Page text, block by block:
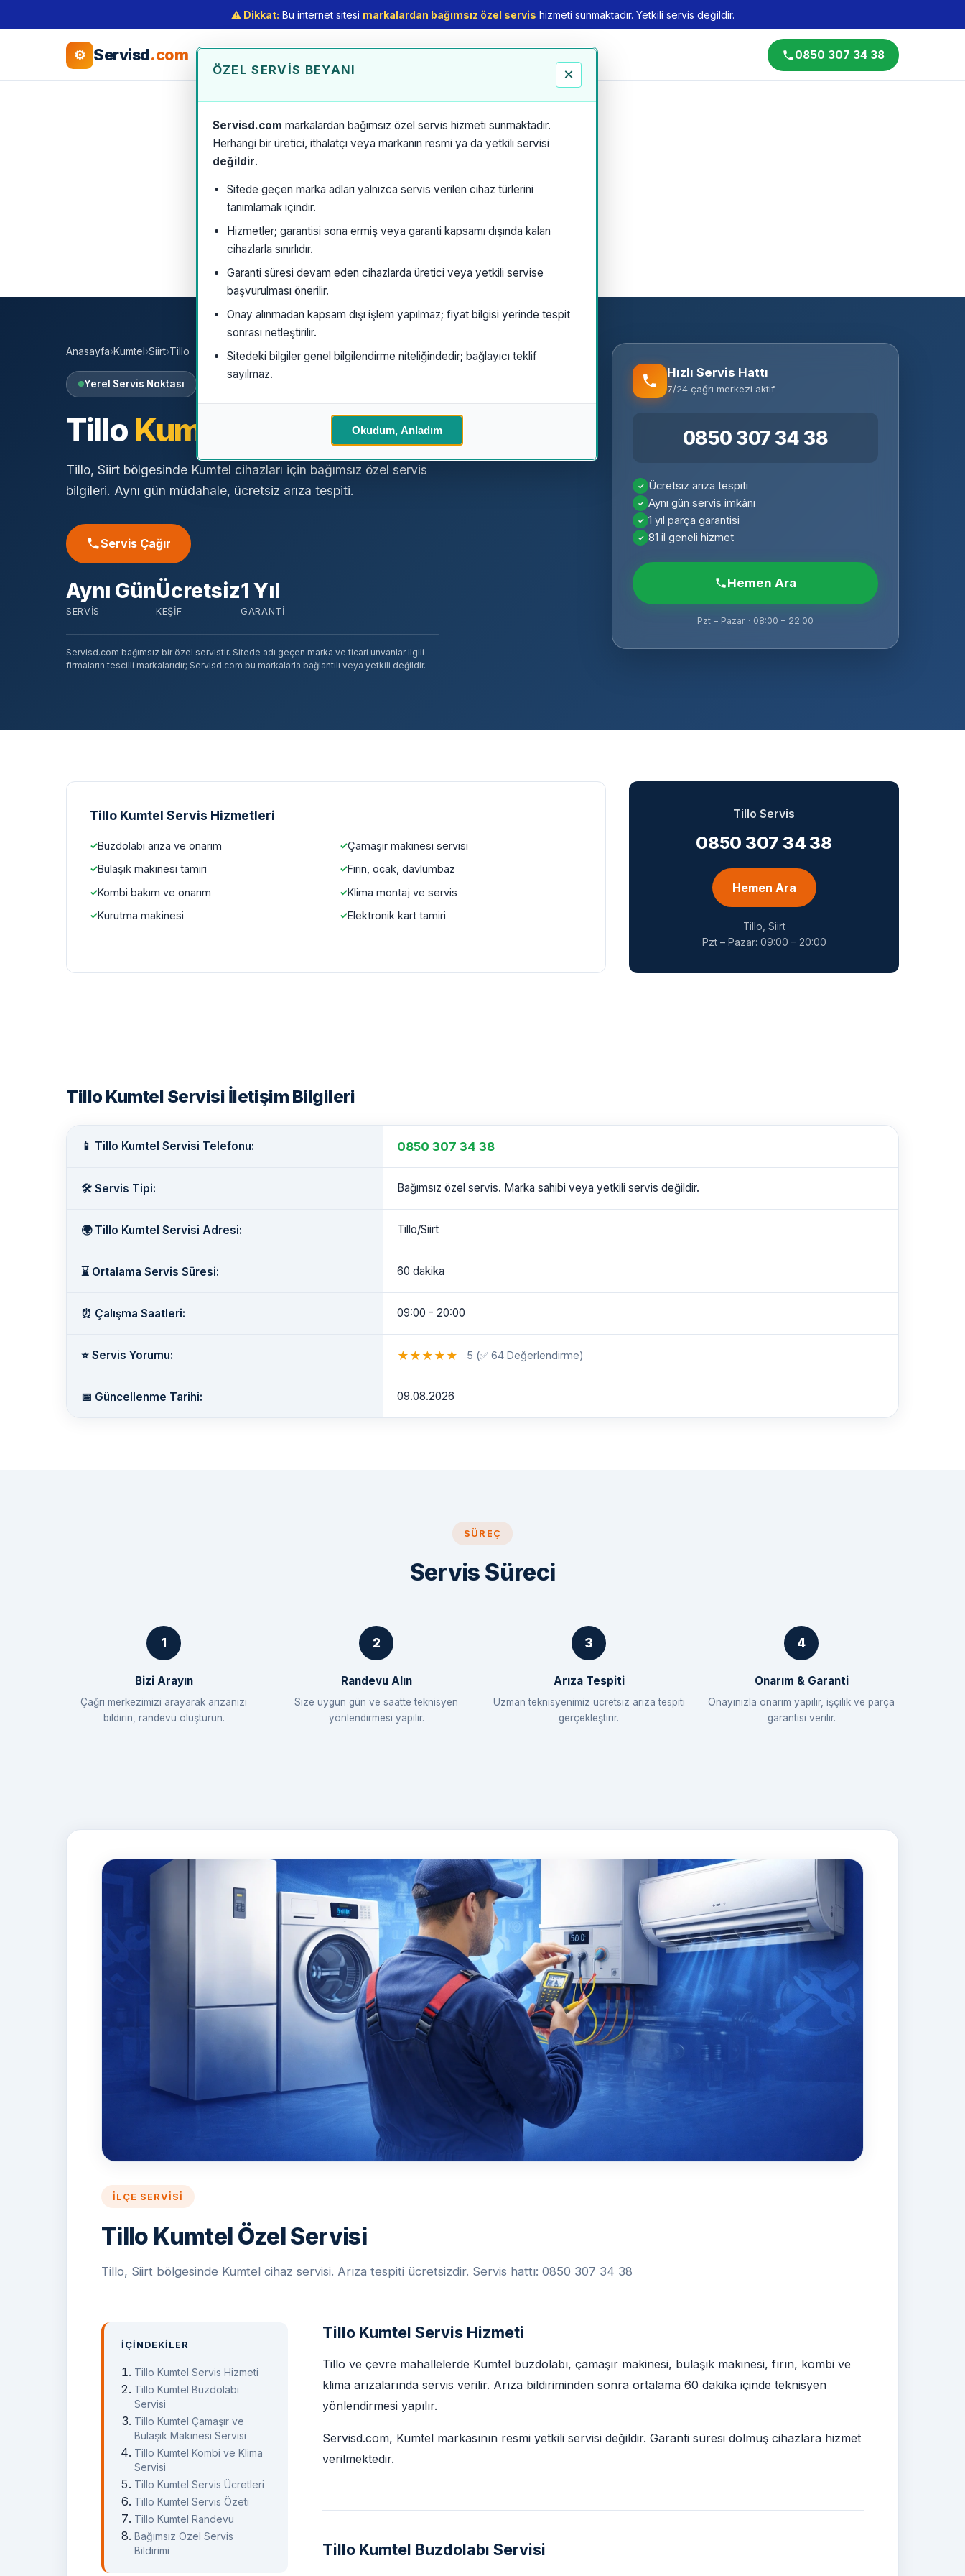
⚠️ Dikkat: Bu internet sitesi markalardan bağımsız özel servis hizmeti sunmaktadır. Yetkili servis değildir.
ÖZEL SERVIS BEYANI ×
Servisd.com markalardan bağımsız özel servis hizmeti sunmaktadır.
Herhangi bir üretici, ithalatçı veya markanın resmi ya da yetkili servisi
değildir.
Sitede geçen marka adları yalnızca servis verilen cihaz türlerini
tanımlamak içindir.
Hizmetler; garantisi sona ermiş veya garanti kapsamı dışında kalan
cihazlarla sınırlıdır.
Garanti süresi devam eden cihazlarda üretici veya yetkili servise
başvurulması önerilir.
Onay alınmadan kapsam dışı işlem yapılmaz; fiyat bilgisi yerinde tespit
sonrası netleştirilir.
Sitedeki bilgiler genel bilgilendirme niteliğindedir; bağlayıcı teklif
sayılmaz.
Okudum, Anladım
⚙ Servisd.com 0850 307 34 38
Anasayfa›Kumtel›Siirt›Tillo
Yerel Servis Noktası
Tillo Kumtel Özel Servisi
Tillo, Siirt bölgesinde Kumtel cihazları için bağımsız özel servis
bilgileri. Aynı gün müdahale, ücretsiz arıza tespiti.
Servis Çağır
Aynı Gün
SERVIS
Ücretsiz
KEŞIF
1 Yıl
GARANTI
Servisd.com bağımsız bir özel servistir. Sitede adı geçen marka ve ticari unvanlar ilgili
firmaların tescilli markalarıdır; Servisd.com bu markalarla bağlantılı veya yetkili değildir.
Hızlı Servis Hattı
7/24 çağrı merkezi aktif
0850 307 34 38
Ücretsiz arıza tespiti
Aynı gün servis imkânı
1 yıl parça garantisi
81 il geneli hizmet
Hemen Ara
Pzt – Pazar · 08:00 – 22:00
Tillo Kumtel Servis Hizmetleri
Buzdolabı arıza ve onarım
Çamaşır makinesi servisi
Bulaşık makinesi tamiri
Fırın, ocak, davlumbaz
Kombi bakım ve onarım
Klima montaj ve servis
Kurutma makinesi
Elektronik kart tamiri
Tillo Servis
0850 307 34 38
Hemen Ara
Tillo, Siirt
Pzt – Pazar: 09:00 – 20:00
Tillo Kumtel Servisi İletişim Bilgileri
📱 Tillo Kumtel Servisi Telefonu: 0850 307 34 38
🛠️ Servis Tipi: Bağımsız özel servis. Marka sahibi veya yetkili servis değildir.
🌍 Tillo Kumtel Servisi Adresi: Tillo/Siirt
⌛ Ortalama Servis Süresi: 60 dakika
⏰ Çalışma Saatleri: 09:00 - 20:00
⭐ Servis Yorumu: ★ ★ ★ ★ ★ 5 (✅ 64 Değerlendirme)
📅 Güncellenme Tarihi: 09.08.2026
SÜREÇ
Servis Süreci
Bizi Arayın
Çağrı merkezimizi arayarak arızanızı
bildirin, randevu oluşturun.
Randevu Alın
Size uygun gün ve saatte teknisyen
yönlendirmesi yapılır.
Arıza Tespiti
Uzman teknisyenimiz ücretsiz arıza tespiti
gerçekleştirir.
Onarım & Garanti
Onayınızla onarım yapılır, işçilik ve parça
garantisi verilir.
İLÇE SERVISI
Tillo Kumtel Özel Servisi
Tillo, Siirt bölgesinde Kumtel cihaz servisi. Arıza tespiti ücretsizdir. Servis hattı: 0850 307 34 38
İÇINDEKILER
Tillo Kumtel Servis Hizmeti
Tillo Kumtel Buzdolabı
Servisi
Tillo Kumtel Çamaşır ve
Bulaşık Makinesi Servisi
Tillo Kumtel Kombi ve Klima
Servisi
Tillo Kumtel Servis Ücretleri
Tillo Kumtel Servis Özeti
Tillo Kumtel Randevu
Bağımsız Özel Servis
Bildirimi
Tillo Kumtel Servis Hizmeti
Tillo ve çevre mahallelerde Kumtel buzdolabı, çamaşır makinesi, bulaşık makinesi, fırın, kombi ve
klima arızalarında servis verilir. Arıza bildiriminden sonra ortalama 60 dakika içinde teknisyen
yönlendirmesi yapılır.
Servisd.com, Kumtel markasının resmi yetkili servisi değildir. Garanti süresi dolmuş cihazlara hizmet
verilmektedir.
Tillo Kumtel Buzdolabı Servisi